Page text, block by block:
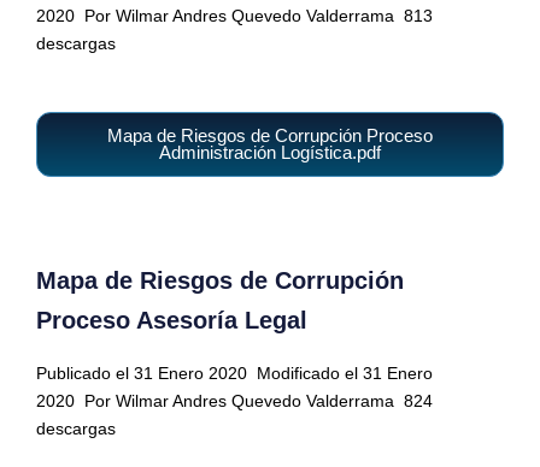
2020 Por Wilmar Andres Quevedo Valderrama 813
descargas
Mapa de Riesgos de Corrupción Proceso
Administración Logística.pdf
Mapa de Riesgos de Corrupción
Proceso Asesoría Legal
Publicado el 31 Enero 2020 Modificado el 31 Enero
2020 Por Wilmar Andres Quevedo Valderrama 824
descargas